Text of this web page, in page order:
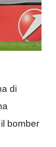
di
bomber